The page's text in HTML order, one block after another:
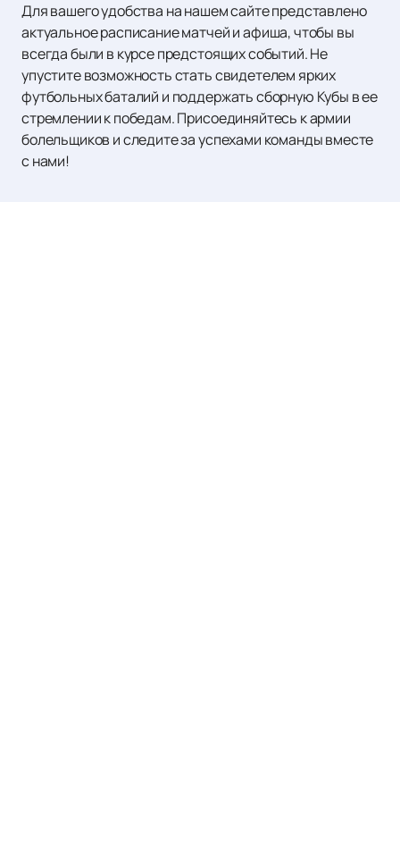
Для вашего удобства на нашем сайте представлено
актуальное расписание матчей и афиша, чтобы вы
всегда были в курсе предстоящих событий. Не
упустите возможность стать свидетелем ярких
футбольных баталий и поддержать сборную Кубы в ее
стремлении к победам. Присоединяйтесь к армии
болельщиков и следите за успехами команды вместе
с нами!